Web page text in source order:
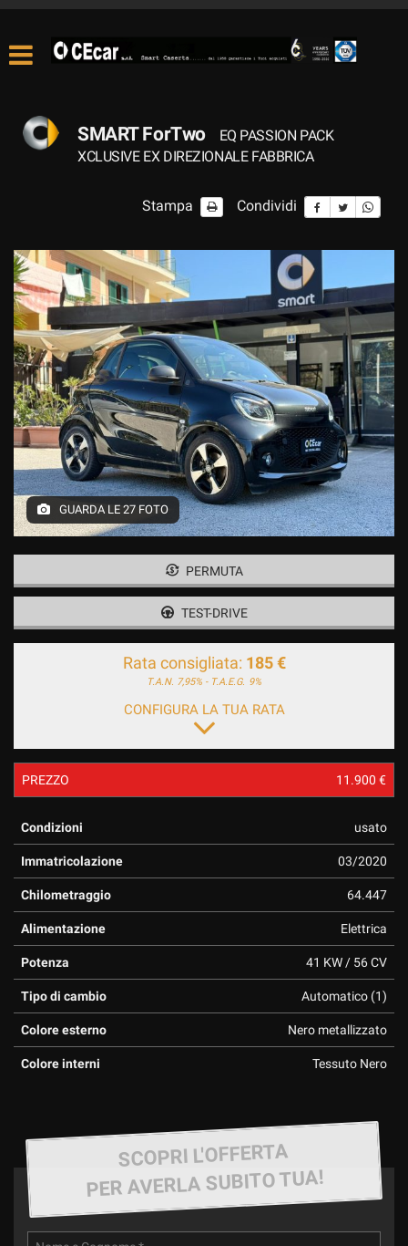
SMART ForTwo
EQ PASSION PACK
XCLUSIVE EX DIREZIONALE FABBRICA
Stampa Condividi
GUARDA LE 27 FOTO
PERMUTA
TEST-DRIVE
Rata consigliata: 185 €
T.A.N. 7,95% - T.A.E.G. 9%
CONFIGURA LA TUA RATA
PREZZO 11.900 €
Condizioni usato
Immatricolazione 03/2020
Chilometraggio 64.447
Alimentazione Elettrica
Potenza 41 KW / 56 CV
Tipo di cambio Automatico (1)
Colore esterno Nero metallizzato
Colore interni Tessuto Nero
SCOPRI L'OFFERTA
PER AVERLA SUBITO TUA!